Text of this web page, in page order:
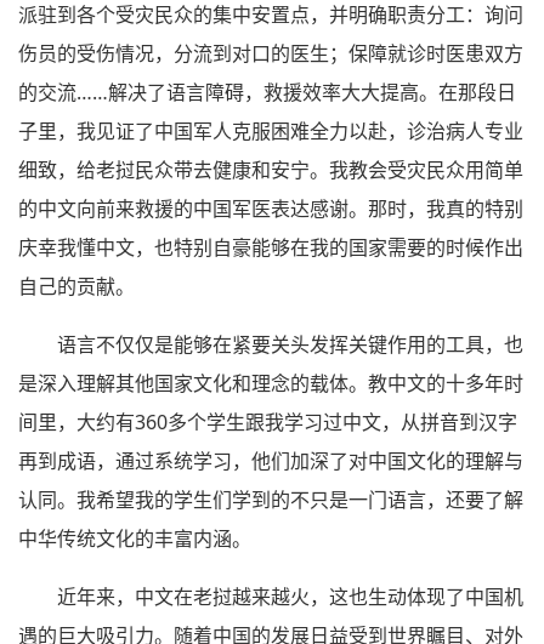
派驻到各个受灾民众的集中安置点，并明确职责分工：询问
伤员的受伤情况，分流到对口的医生；保障就诊时医患双方
的交流……解决了语言障碍，救援效率大大提高。在那段日
子里，我见证了中国军人克服困难全力以赴，诊治病人专业
细致，给老挝民众带去健康和安宁。我教会受灾民众用简单
的中文向前来救援的中国军医表达感谢。那时，我真的特别
庆幸我懂中文，也特别自豪能够在我的国家需要的时候作出
自己的贡献。
语言不仅仅是能够在紧要关头发挥关键作用的工具，也
是深入理解其他国家文化和理念的载体。教中文的十多年时
间里，大约有360多个学生跟我学习过中文，从拼音到汉字
再到成语，通过系统学习，他们加深了对中国文化的理解与
认同。我希望我的学生们学到的不只是一门语言，还要了解
中华传统文化的丰富内涵。
近年来，中文在老挝越来越火，这也生动体现了中国机
遇的巨大吸引力。随着中国的发展日益受到世界瞩目、对外